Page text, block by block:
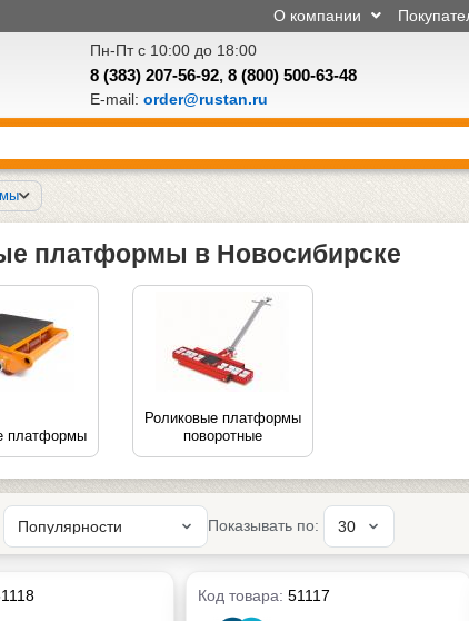
О компании
Пн-Пт с 10:00 до 18:00
8 (383) 207-56-92, 8 (800) 500-63-48
E-mail: order@rustan.ru
платформы в Новосибирске
платформы
Роликовые платформы
поворотные
Показывать по:
Код товара:51117